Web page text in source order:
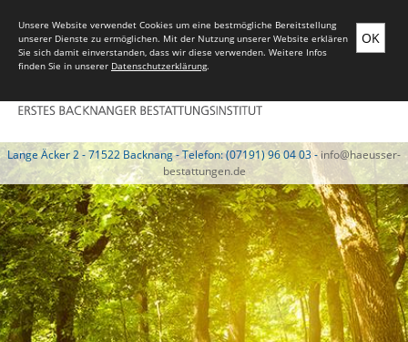
Lange Äcker 2 - 71522 Backnang - Telefon: (07191) 96 04 03 -info@haeusser-
bestattungen.de
OK
Unsere Website verwendet Cookies um eine bestmögliche Bereitstellung
unserer Dienste zu ermöglichen. Mit der Nutzung unserer Website erklären
Sie sich damit einverstanden, dass wir diese verwenden. Weitere Infos
finden Sie in unserer Datenschutzerklärung.